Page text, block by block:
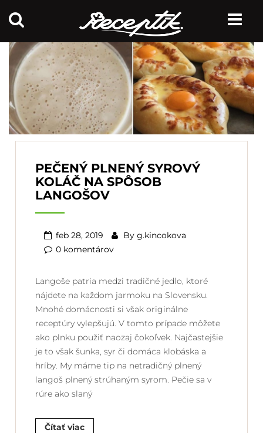
PEČENÝ PLNENÝ SYROVÝ
KOLÁČ NA SPÔSOB
LANGOŠOV
feb 28, 2019 By g.kincokova
0 komentárov
Langoše patria medzi tradičné jedlo, ktoré
nájdete na každom jarmoku na Slovensku.
Mnohé domácnosti si však originálne
receptúry vylepšujú. V tomto prípade môžete
ako plnku použiť naozaj čokoľvek. Najčastejšie
je to však šunka, syr či domáca klobáska a
hríby. My máme tip na netradičný plnený
langoš plnený strúhaným syrom. Pečie sa v
rúre ako slaný
Čítať viac